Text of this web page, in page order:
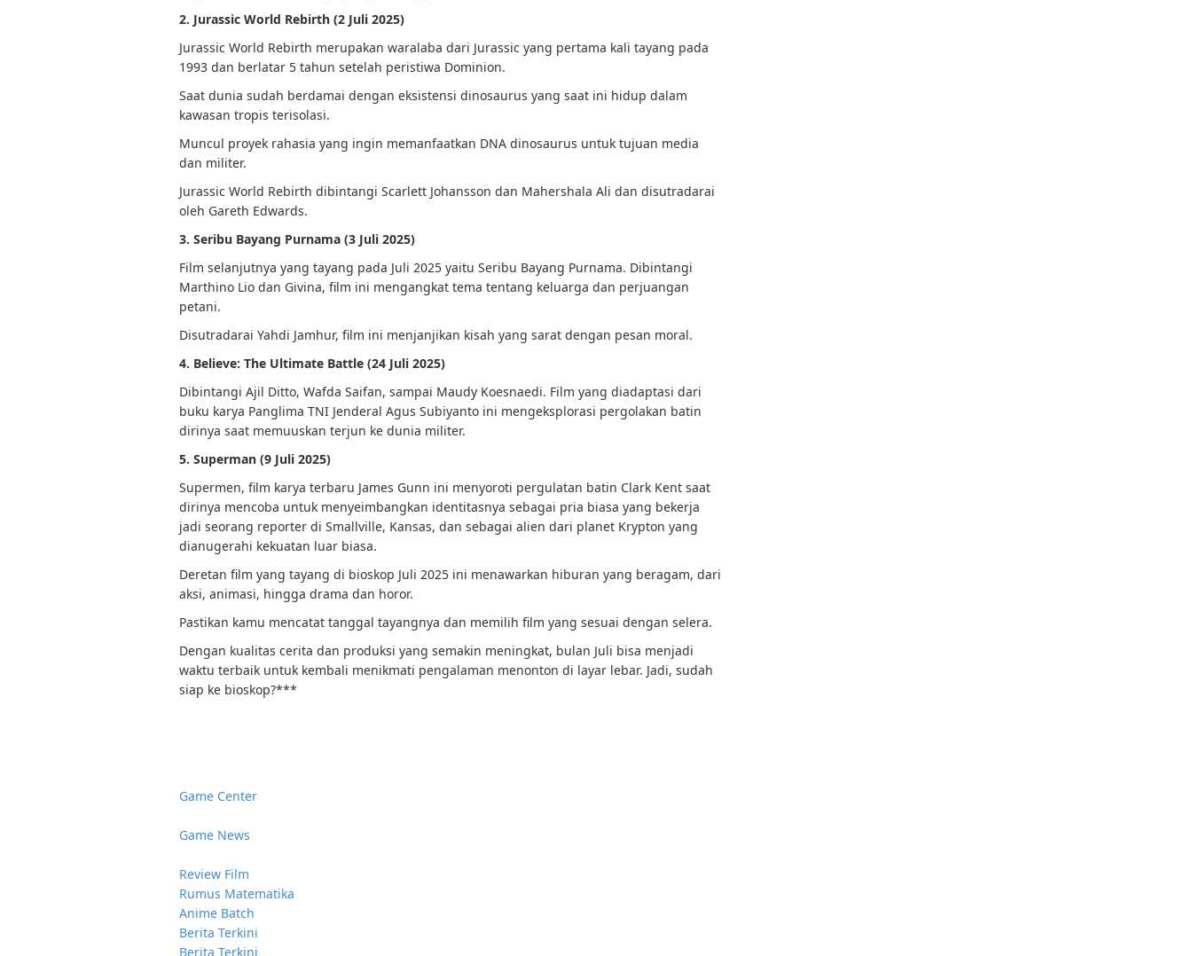
2. Jurassic World Rebirth (2 Juli 2025)
Jurassic World Rebirth merupakan waralaba dari Jurassic yang pertama kali tayang pada
1993 dan berlatar 5 tahun setelah peristiwa Dominion.
Saat dunia sudah berdamai dengan eksistensi dinosaurus yang saat ini hidup dalam
kawasan tropis terisolasi.
Muncul proyek rahasia yang ingin memanfaatkan DNA dinosaurus untuk tujuan media
dan militer.
Jurassic World Rebirth dibintangi Scarlett Johansson dan Mahershala Ali dan disutradarai
oleh Gareth Edwards.
3. Seribu Bayang Purnama (3 Juli 2025)
Film selanjutnya yang tayang pada Juli 2025 yaitu Seribu Bayang Purnama. Dibintangi
Marthino Lio dan Givina, film ini mengangkat tema tentang keluarga dan perjuangan
petani.
Disutradarai Yahdi Jamhur, film ini menjanjikan kisah yang sarat dengan pesan moral.
4. Believe: The Ultimate Battle (24 Juli 2025)
Dibintangi Ajil Ditto, Wafda Saifan, sampai Maudy Koesnaedi. Film yang diadaptasi dari
buku karya Panglima TNI Jenderal Agus Subiyanto ini mengeksplorasi pergolakan batin
dirinya saat memuuskan terjun ke dunia militer.
5. Superman (9 Juli 2025)
Supermen, film karya terbaru James Gunn ini menyoroti pergulatan batin Clark Kent saat
dirinya mencoba untuk menyeimbangkan identitasnya sebagai pria biasa yang bekerja
jadi seorang reporter di Smallville, Kansas, dan sebagai alien dari planet Krypton yang
dianugerahi kekuatan luar biasa.
Deretan film yang tayang di bioskop Juli 2025 ini menawarkan hiburan yang beragam, dari
aksi, animasi, hingga drama dan horor.
Pastikan kamu mencatat tanggal tayangnya dan memilih film yang sesuai dengan selera.
Dengan kualitas cerita dan produksi yang semakin meningkat, bulan Juli bisa menjadi
waktu terbaik untuk kembali menikmati pengalaman menonton di layar lebar. Jadi, sudah
siap ke bioskop?***
Game Center
Game News
Review Film
Rumus Matematika
Anime Batch
Berita Terkini
Berita Terkini